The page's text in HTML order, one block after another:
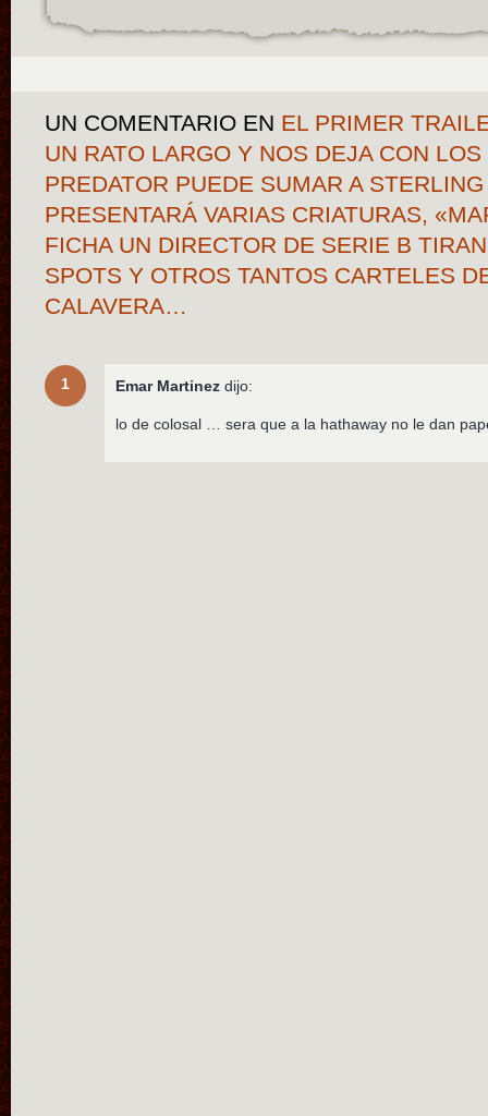
UN COMENTARIO EN EL PRIMER
UN RATO LARGO Y NOS DEJA CON
PREDATOR PUEDE SUMAR A
PRESENTARÁ VARIAS CRIATURAS,
FICHA UN DIRECTOR DE SERIE B
SPOTS Y OTROS TANTOS CARTELES
CALAVERA…
1 Emar Martinez dijo:
lo de colosal … sera que a la hathaway no le dan